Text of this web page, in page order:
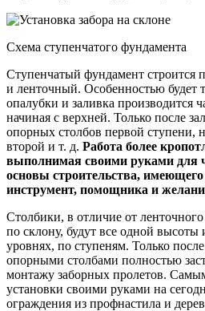
Схема ступенчатого фундамента
Ступенчатый фундамент строится
и ленточный. Особенностью будет
опалубки и заливка производится
начиная с верхней. Только после
опорных столбов первой ступени,
второй и т. д. Работа более
выполнимая своими руками для
основы строительства,
инструмент, помощника и
Столбики, в отличие от
по склону, будут все одной
уровнях, по ступеням. Только
опорными столбами полностью
монтажу заборных пролетов.
установки своими руками на
ограждения из профнастила и